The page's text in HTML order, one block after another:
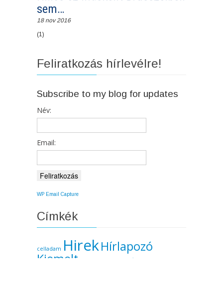
sem…
18 nov 2016
(1)
Feliratkozás hírlevélre!
Subscribe to my blog for updates
Név:
Email:
WP Email Capture
Címkék
celladam HirekHírlapozó
Kiemelt